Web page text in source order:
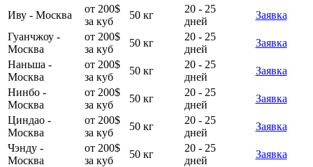
Иву - Москва
от 200$
за куб
50 кг
20 - 25
дней
Заявка
Гуанчжоу -
Москва
от 200$
за куб
50 кг
20 - 25
дней
Заявка
Наньша -
Москва
от 200$
за куб
50 кг
20 - 25
дней
Заявка
Нинбо -
Москва
от 200$
за куб
50 кг
20 - 25
дней
Заявка
Циндао -
Москва
от 200$
за куб
50 кг
20 - 25
дней
Заявка
Чэнду -
Москва
от 200$
за куб
50 кг
20 - 25
дней
Заявка